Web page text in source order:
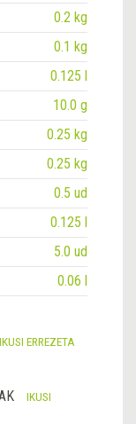
0.2 kg
0.1 kg
0.125 l
10.0 g
0.25 kg
0.25 kg
0.5 ud
0.125 l
5.0 ud
0.06 l
IKUSI ERREZETA
IKUSI